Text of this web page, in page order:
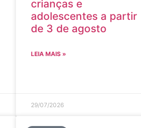
crianças e
adolescentes a partir
de 3 de agosto
LEIA MAIS »
29/07/2026